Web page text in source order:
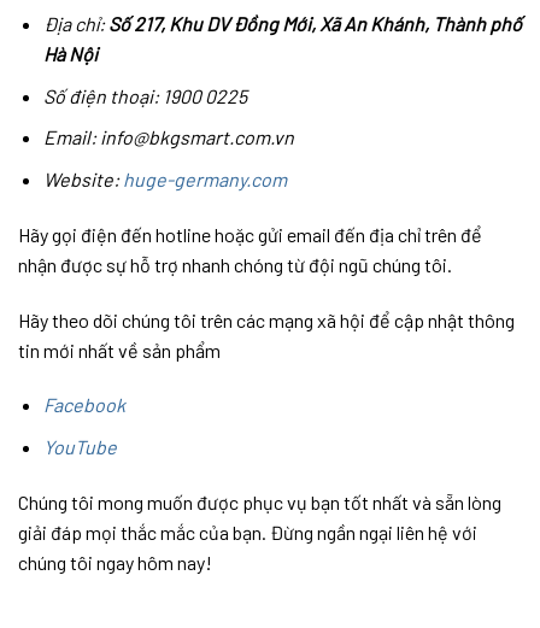
Địa chỉ:Số 217, Khu DV Đồng Mới, Xã An Khánh, Thành phố
Hà Nội
Số điện thoại: 1900 0225
Email: info@bkgsmart.com.vn
Website:huge-germany.com
Hãy gọi điện đến hotline hoặc gửi email đến địa chỉ trên để
nhận được sự hỗ trợ nhanh chóng từ đội ngũ chúng tôi.
Hãy theo dõi chúng tôi trên các mạng xã hội để cập nhật thông
tin mới nhất về sản phẩm
Facebook
YouTube
Chúng tôi mong muốn được phục vụ bạn tốt nhất và sẵn lòng
giải đáp mọi thắc mắc của bạn. Đừng ngần ngại liên hệ với
chúng tôi ngay hôm nay!